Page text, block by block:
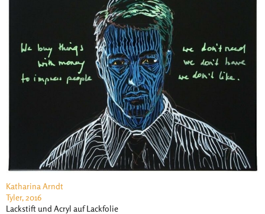
Katharina Arndt
Tyler, 2016
Lackstift und Acryl auf Lackfolie